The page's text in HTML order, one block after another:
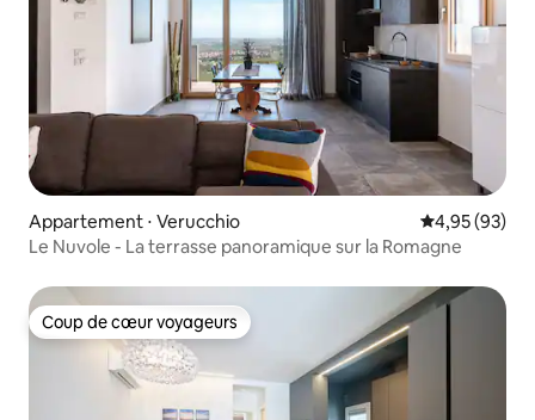
Appartement ⋅ Verucchio Évaluation
4,95 (93)
Le Nuvole - La terrasse panoramique sur la Romagne
Coup de cœur voyageurs
Coup de cœur voyageurs